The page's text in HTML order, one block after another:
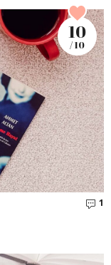
1
10
/ 10